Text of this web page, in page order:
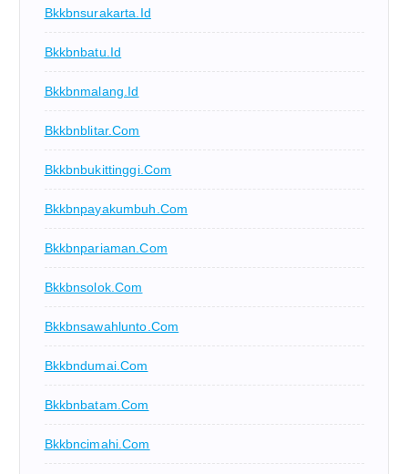
Bkkbnsurakarta.id
Bkkbnbatu.id
Bkkbnmalang.id
Bkkbnblitar.com
Bkkbnbukittinggi.com
Bkkbnpayakumbuh.com
Bkkbnpariaman.com
Bkkbnsolok.com
Bkkbnsawahlunto.com
Bkkbndumai.com
Bkkbnbatam.com
Bkkbncimahi.com